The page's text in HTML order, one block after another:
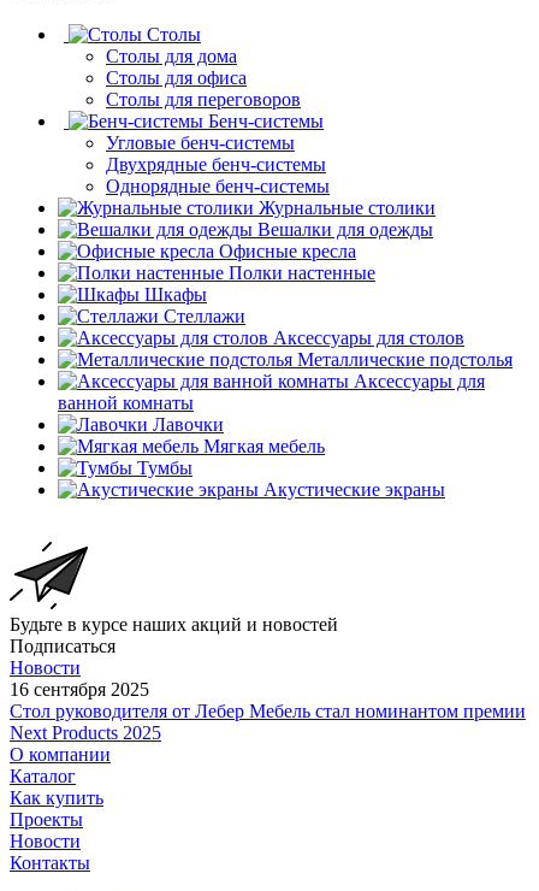
Столы
Столы для дома
Столы для офиса
Столы для переговоров
Бенч-системы
Угловые бенч-системы
Двухрядные бенч-системы
Однорядные бенч-системы
Журнальные столики
Вешалки для одежды
Офисные кресла
Полки настенные
Шкафы
Стеллажи
Аксессуары для столов
Металлические подстолья
Аксессуары для
ванной комнаты
Лавочки
Мягкая мебель
Тумбы
Акустические экраны
Будьте в курсе наших акций и новостей
Подписаться
Новости
16 сентября 2025
Стол руководителя от Лебер Мебель стал номинантом премии
Next Products 2025
О компании
Каталог
Как купить
Проекты
Новости
Контакты